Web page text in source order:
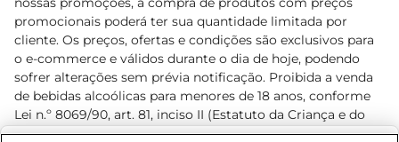
promocionais poderá ter sua quantidade limitada por
cliente. Os preços, ofertas e condições são exclusivos para
o e-commerce e válidos durante o dia de hoje, podendo
sofrer alterações sem prévia notificação. Proibida a venda
de bebidas alcoólicas para menores de 18 anos, conforme
Lei n.º 8069/90, art. 81, inciso II (Estatuto da Criança e do
Adolescente). Preços e condições exclusivos para o